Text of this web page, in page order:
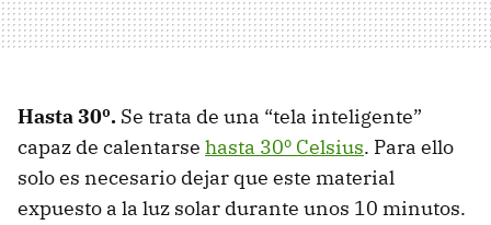
Hasta 30º. Se trata de una “tela inteligente”
capaz de calentarse hasta 30º Celsius. Para ello
solo es necesario dejar que este material
expuesto a la luz solar durante unos 10 minutos.